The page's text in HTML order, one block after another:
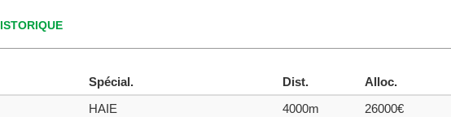
Spécial. Dist. Alloc.
HAIE 4000m 26000€